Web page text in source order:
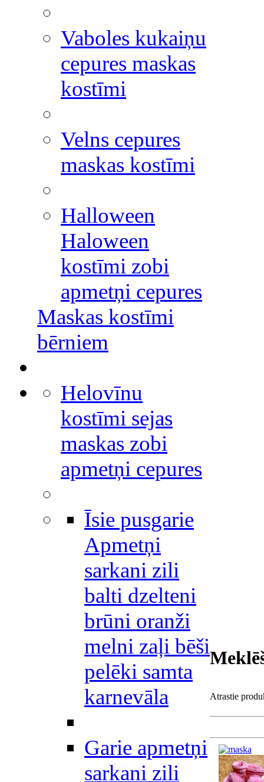
Vaboles kukaiņu
cepures maskas
kostīmi
Velns cepures
maskas kostīmi
Halloween
Haloween
kostīmi zobi
apmetņi cepures
Maskas kostīmi
bērniem
Helovīnu
kostīmi sejas
maskas zobi
apmetņi cepures
Īsie pusgarie
Apmetņi
sarkani zili
balti dzelteni
brūni oranži
melni zaļi bēši
pelēki samta
karnevāla
Garie apmetņi
sarkani zili
Atrastie